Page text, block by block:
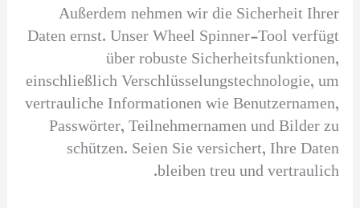
Außerdem nehmen wir die Sicherheit Ihrer
Daten ernst. Unser Wheel Spinner-Tool verfügt
über robuste Sicherheitsfunktionen,
einschließlich Verschlüsselungstechnologie, um
vertrauliche Informationen wie Benutzernamen,
Passwörter, Teilnehmernamen und Bilder zu
schützen. Seien Sie versichert, Ihre Daten
bleiben treu und vertraulich.